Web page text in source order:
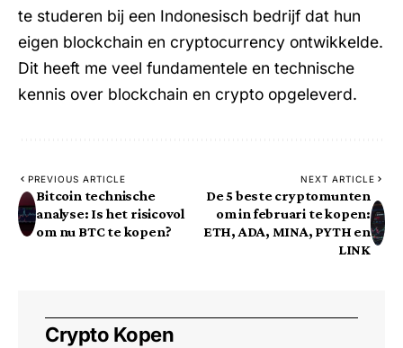
te studeren bij een Indonesisch bedrijf dat hun
eigen blockchain en cryptocurrency ontwikkelde.
Dit heeft me veel fundamentele en technische
kennis over blockchain en crypto opgeleverd.
PREVIOUS ARTICLE
Bitcoin technische
analyse: Is het risicovol
om nu BTC te kopen?
NEXT ARTICLE
De 5 beste cryptomunten
om in februari te kopen:
ETH, ADA, MINA, PYTH en
LINK
Crypto Kopen